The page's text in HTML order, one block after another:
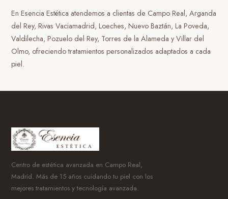
En Esencia Estética atendemos a clientas de Campo Real, Arganda
del Rey, Rivas Vaciamadrid, Loeches, Nuevo Baztán, La Poveda,
Valdilecha, Pozuelo del Rey, Torres de la Alameda y Villar del
Olmo, ofreciendo tratamientos personalizados adaptados a cada
piel.
Centro de estética avanzada en Campo Real,
Madrid. Más de 15 años cuidando tu piel con los
mejores tratamientos y tecnología avanzada.